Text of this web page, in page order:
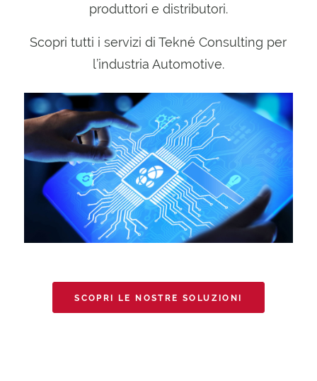
produttori e distributori.
Scopri tutti i servizi di Tekné Consulting per
l’industria Automotive.
SCOPRI LE NOSTRE SOLUZIONI